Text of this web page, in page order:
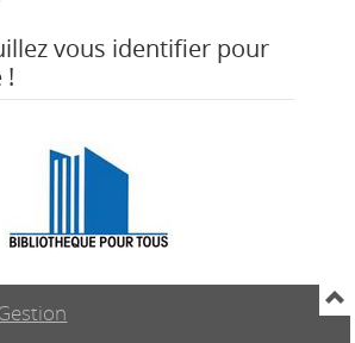
vous identifier pour
!